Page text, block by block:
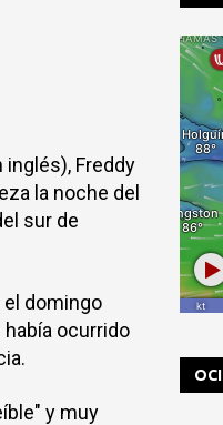
inglés), Freddy
la noche del
sur de
el domingo
ocurrido
y muy